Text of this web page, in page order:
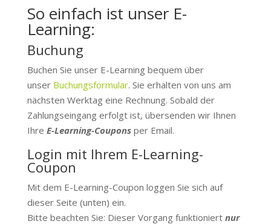
So einfach ist unser E-
Learning:
Buchung
Buchen Sie unser E-Learning bequem über
unser Buchungsformular. Sie erhalten von uns am
nächsten Werktag eine Rechnung. Sobald der
Zahlungseingang erfolgt ist, übersenden wir Ihnen
Ihre E-Learning-Coupons per Email.
Login mit Ihrem E-Learning-
Coupon
Mit dem E-Learning-Coupon loggen Sie sich auf
dieser Seite (unten) ein.
Bitte beachten Sie: Dieser Vorgang funktioniert nur